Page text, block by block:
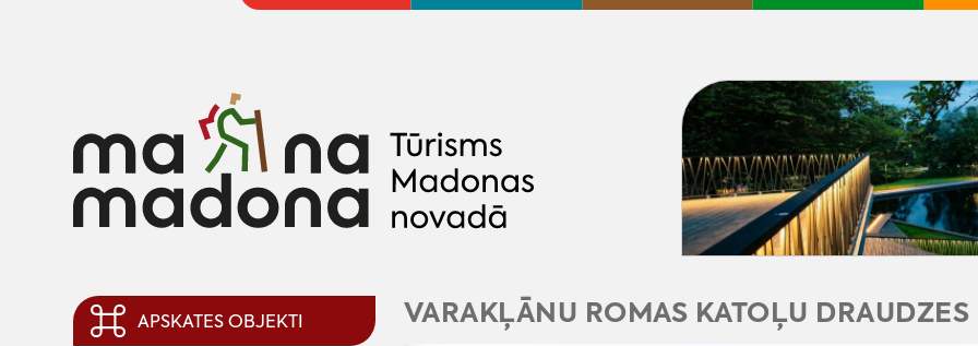
APSKATES OBJEKTI VARAKĻĀNU ROMAS KATOĻU